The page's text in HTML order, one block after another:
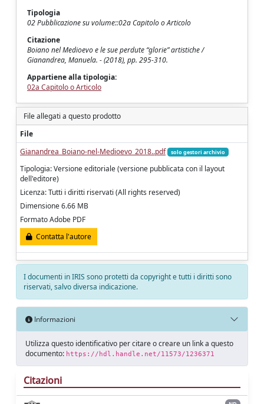
Tipologia
02 Pubblicazione su volume::02a Capitolo o Articolo
Citazione
Boiano nel Medioevo e le sue perdute “glorie” artistiche /
Gianandrea, Manuela. - (2018), pp. 295-310.
Appartiene alla tipologia:
02a Capitolo o Articolo
File allegati a questo prodotto
File
Gianandrea_Boiano-nel-Medioevo_2018..pdf
solo gestori archivio
Tipologia: Versione editoriale (versione pubblicata con il layout
dell'editore)
Licenza: Tutti i diritti riservati (All rights reserved)
Dimensione 6.66 MB
Formato Adobe PDF
Contatta l'autore
I documenti in IRIS sono protetti da copyright e tutti i diritti sono
riservati, salvo diversa indicazione.
Informazioni
Utilizza questo identificativo per citare o creare un link a questo
documento: https://hdl.handle.net/11573/1236371
Citazioni